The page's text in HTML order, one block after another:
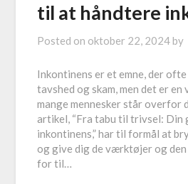
til at håndtere
Posted on oktober 22, 2024 by
Inkontinens er et emne, der
tavshed og skam, men det er en
mange mennesker står overfor
artikel, “Fra tabu til trivsel: Din
inkontinens,” har til formål at
og give dig de værktøjer og den
for til…